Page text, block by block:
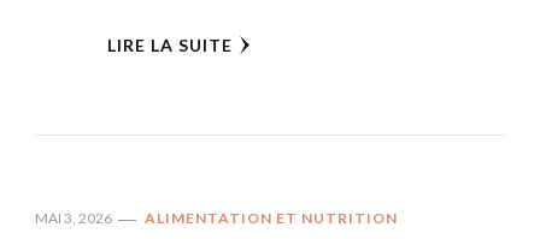
LIRE LA SUITE
MAI 3, 2026 ALIMENTATION ET NUTRITION